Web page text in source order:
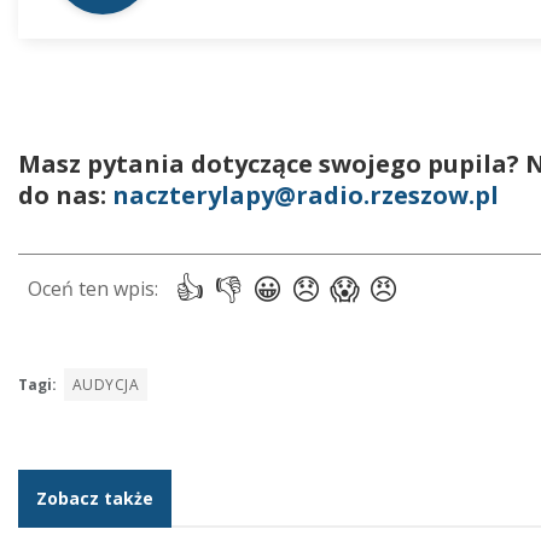
Masz pytania dotyczące swojego pupila?
do nas: naczterylapy@radio.rzeszow.pl
Tagi: AUDYCJA
Zobacz także